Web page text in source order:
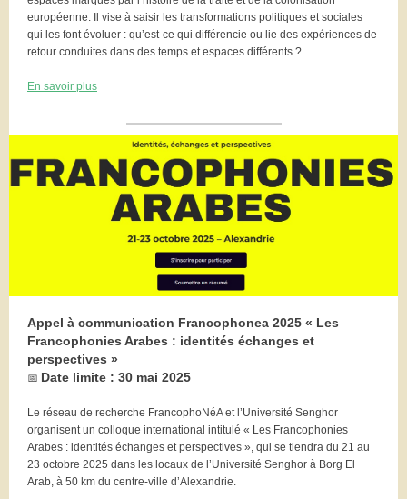
européenne. Il vise à saisir les transformations politiques et sociales
qui les font évoluer : qu’est-ce qui différencie ou lie des expériences de
retour conduites dans des temps et espaces différents ?
En savoir plus
Appel à communication Francophonea 2025 « Les
Francophonies Arabes : identités échanges et
perspectives »
📅 Date limite : 30 mai 2025
Le réseau de recherche FrancophoNéA et l’Université Senghor
organisent un colloque international intitulé « Les Francophonies
Arabes : identités échanges et perspectives », qui se tiendra du 21 au
23 octobre 2025 dans les locaux de l’Université Senghor à Borg El
Arab, à 50 km du centre-ville d’Alexandrie.